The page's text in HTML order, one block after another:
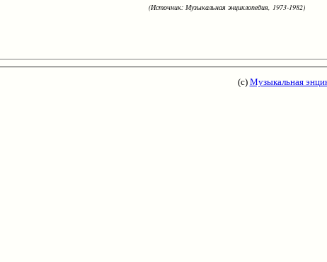
(Источник: Музыкальная энциклопедия, 1973-1982)
(с) Музыкальная